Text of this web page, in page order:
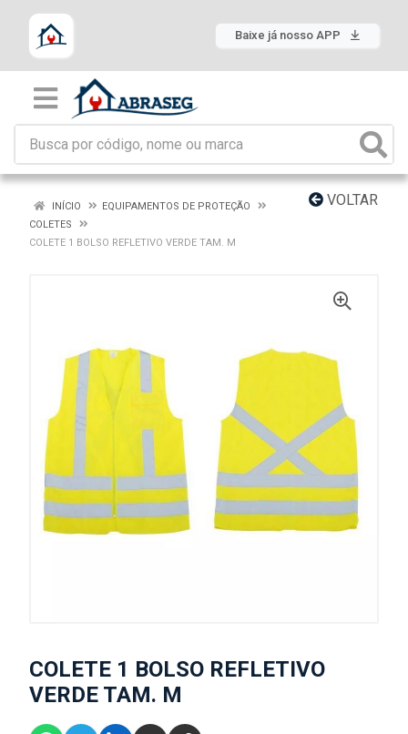
Baixe já nosso APP
VOLTAR
INÍCIO
EQUIPAMENTOS DE PROTEÇÃO
COLETES
COLETE 1 BOLSO REFLETIVO VERDE TAM. M
COLETE 1 BOLSO REFLETIVO
VERDE TAM. M